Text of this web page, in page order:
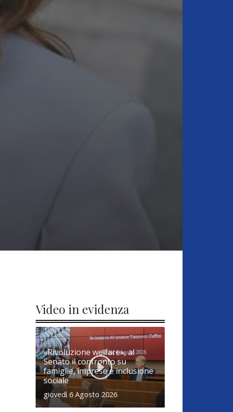
Video in evidenza
«Rivoluzione welfare», al
Senato il confronto su
famiglie, imprese e inclusione
sociale
giovedì 6 Agosto 2026